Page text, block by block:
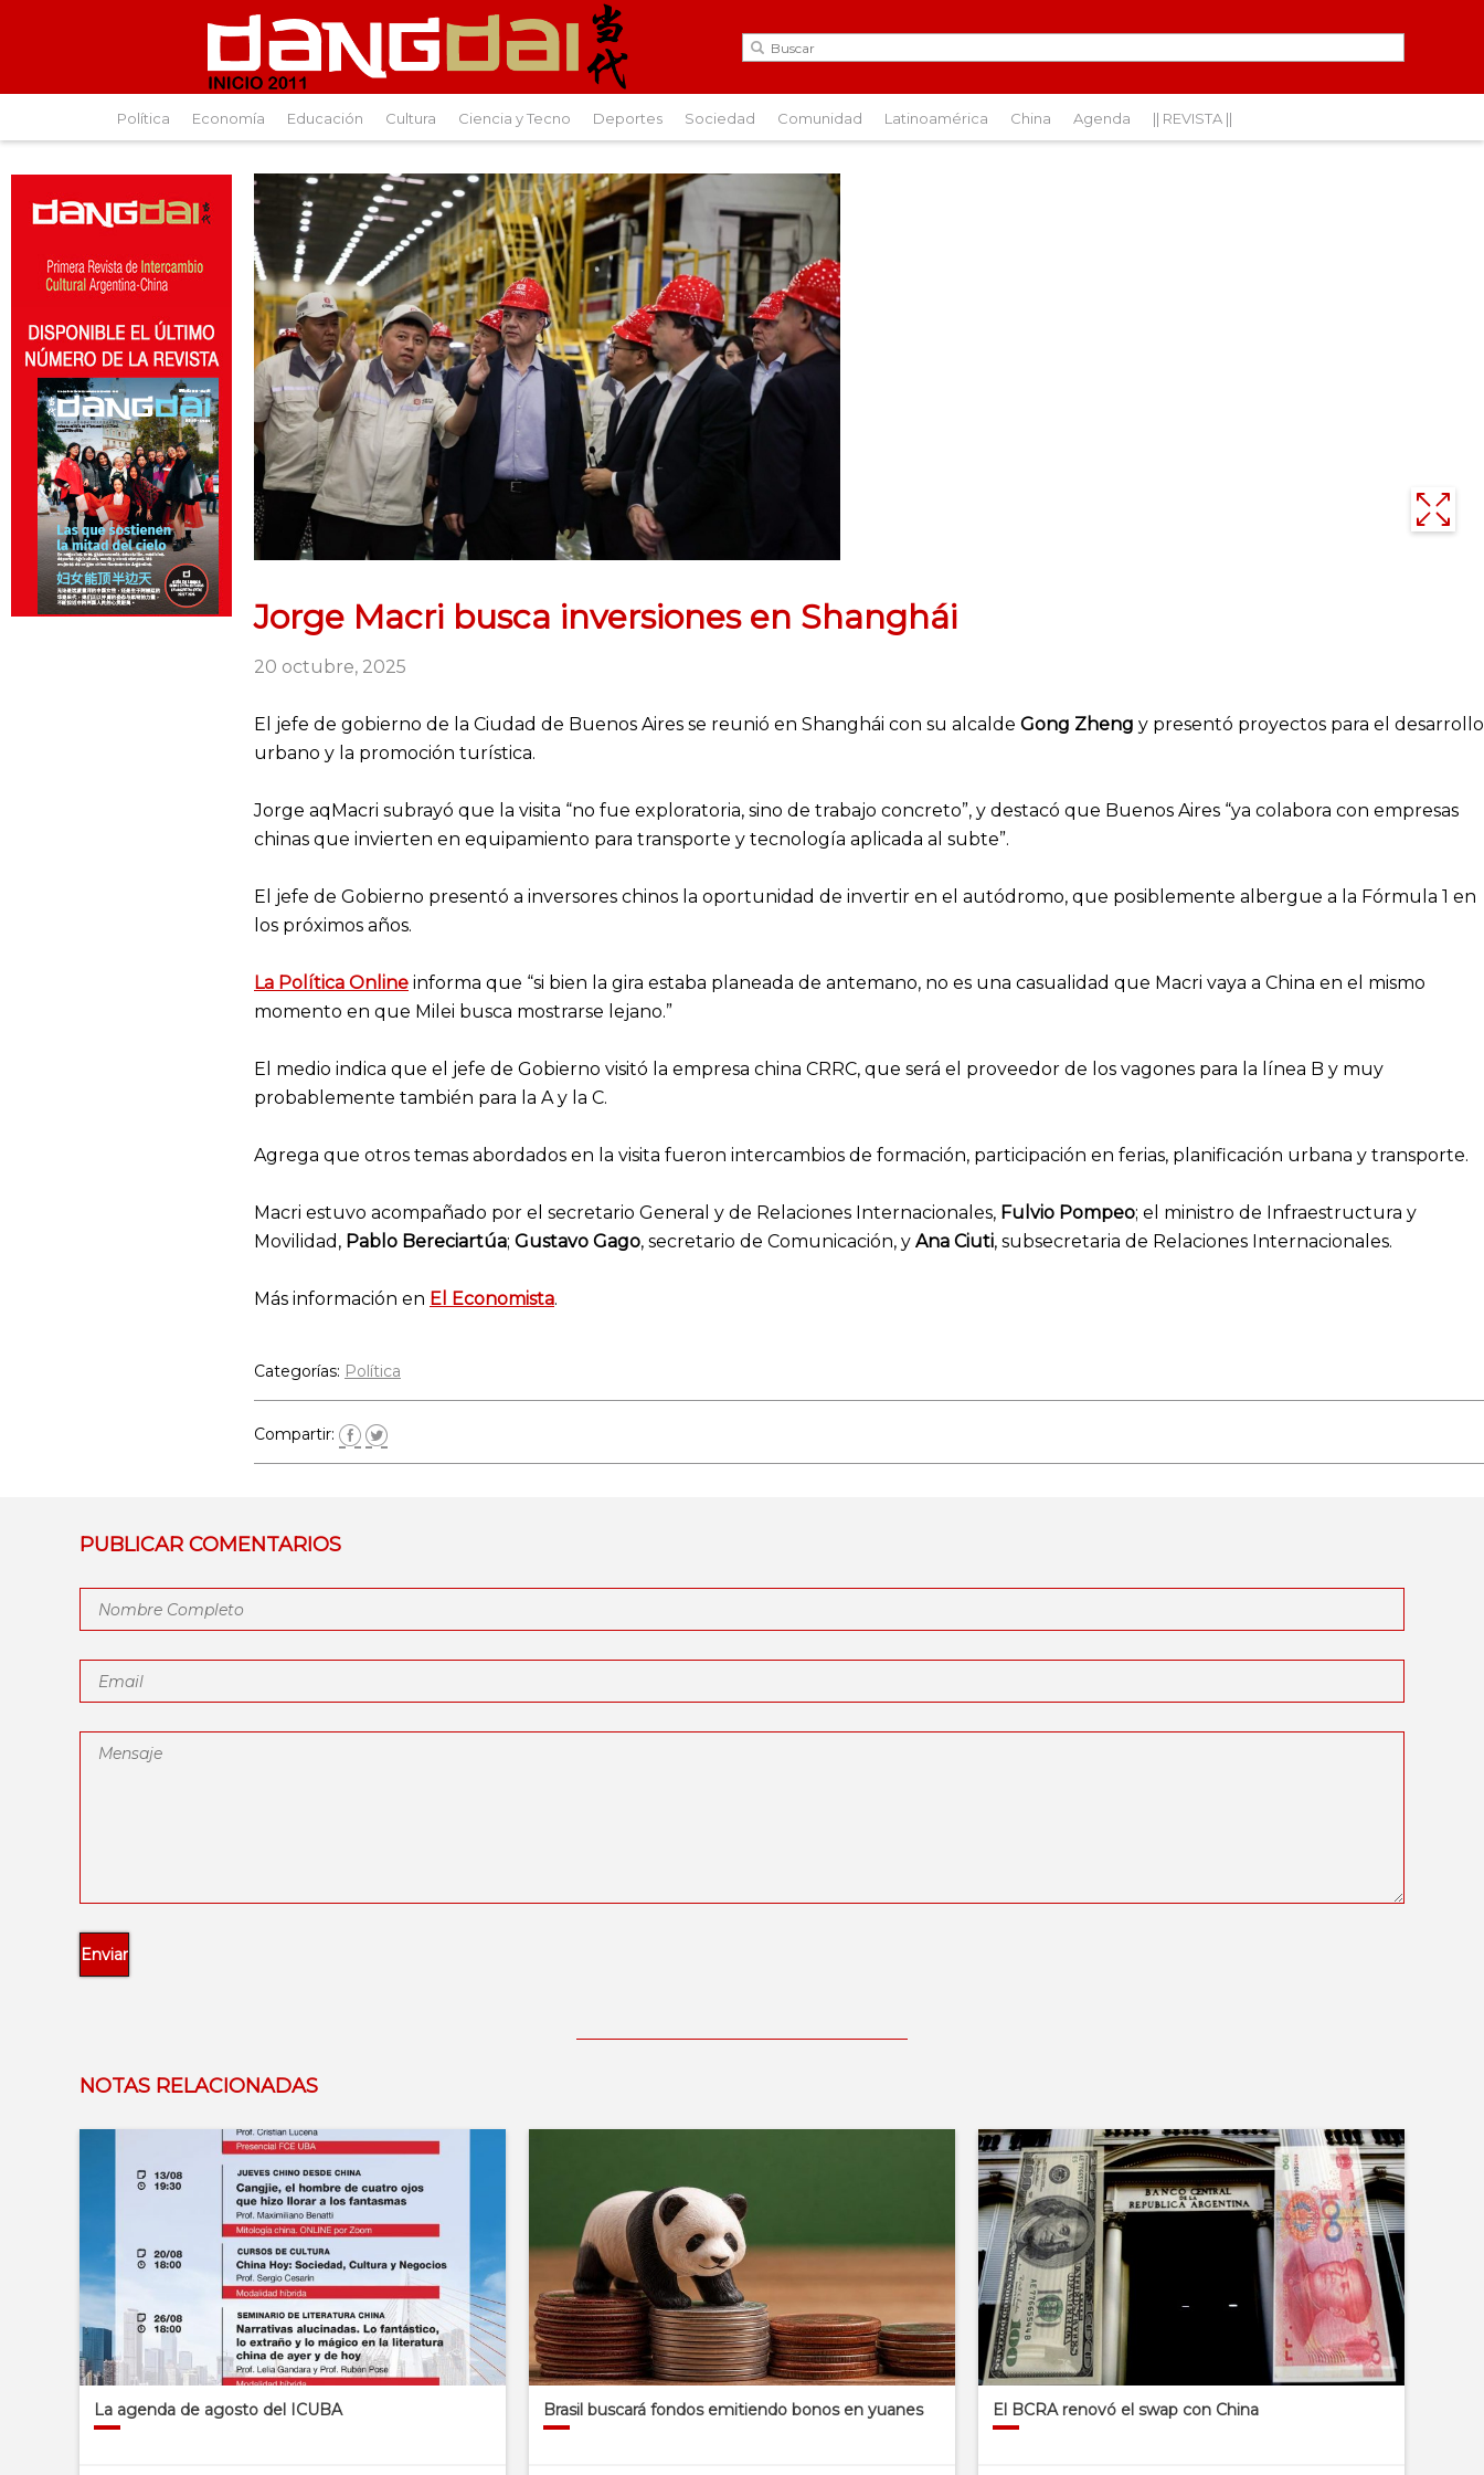
Política Economía Educación Cultura Ciencia y Tecno Deportes Sociedad Comunidad Latinoamérica China Agenda || REVISTA ||
Jorge Macri busca inversiones en Shanghái
20 octubre, 2025
El jefe de gobierno de la Ciudad de Buenos Aires se reunió en Shanghái con su alcalde Gong Zheng y presentó proyectos para el desarrollo
urbano y la promoción turística.
Jorge aqMacri subrayó que la visita “no fue exploratoria, sino de trabajo concreto”, y destacó que Buenos Aires “ya colabora con empresas
chinas que invierten en equipamiento para transporte y tecnología aplicada al subte”.
El jefe de Gobierno presentó a inversores chinos la oportunidad de invertir en el autódromo, que posiblemente albergue a la Fórmula 1 en
los próximos años.
La Política Online informa que “si bien la gira estaba planeada de antemano, no es una casualidad que Macri vaya a China en el mismo
momento en que Milei busca mostrarse lejano.”
El medio indica que el jefe de Gobierno visitó la empresa china CRRC, que será el proveedor de los vagones para la línea B y muy
probablemente también para la A y la C.
Agrega que otros temas abordados en la visita fueron intercambios de formación, participación en ferias, planificación urbana y transporte.
Macri estuvo acompañado por el secretario General y de Relaciones Internacionales, Fulvio Pompeo; el ministro de Infraestructura y
Movilidad, Pablo Bereciartúa; Gustavo Gago, secretario de Comunicación, y Ana Ciuti, subsecretaria de Relaciones Internacionales.
Más información en El Economista.
Categorías: Política
Compartir:
PUBLICAR COMENTARIOS
NOTAS RELACIONADAS
La agenda de agosto del ICUBA Brasil buscará fondos emitiendo bonos en yuanes El BCRA renovó el swap con China